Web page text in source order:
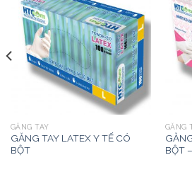
GĂNG TAY
GĂNG TAY LATEX Y TẾ CÓ
BỘT
GĂNG
BỘT